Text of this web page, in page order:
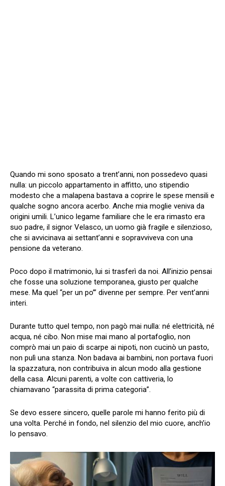
Quando mi sono sposato a trent’anni, non possedevo quasi
nulla: un piccolo appartamento in affitto, uno stipendio
modesto che a malapena bastava a coprire le spese mensili e
qualche sogno ancora acerbo. Anche mia moglie veniva da
origini umili. L’unico legame familiare che le era rimasto era
suo padre, il signor Velasco, un uomo già fragile e silenzioso,
che si avvicinava ai settant’anni e sopravviveva con una
pensione da veterano.
Poco dopo il matrimonio, lui si trasferì da noi. All’inizio pensai
che fosse una soluzione temporanea, giusto per qualche
mese. Ma quel “per un po’” divenne per sempre. Per vent’anni
interi.
Durante tutto quel tempo, non pagò mai nulla: né elettricità, né
acqua, né cibo. Non mise mai mano al portafoglio, non
comprò mai un paio di scarpe ai nipoti, non cucinò un pasto,
non pulì una stanza. Non badava ai bambini, non portava fuori
la spazzatura, non contribuiva in alcun modo alla gestione
della casa. Alcuni parenti, a volte con cattiveria, lo
chiamavano “parassita di prima categoria”.
Se devo essere sincero, quelle parole mi hanno ferito più di
una volta. Perché in fondo, nel silenzio del mio cuore, anch’io
lo pensavo.